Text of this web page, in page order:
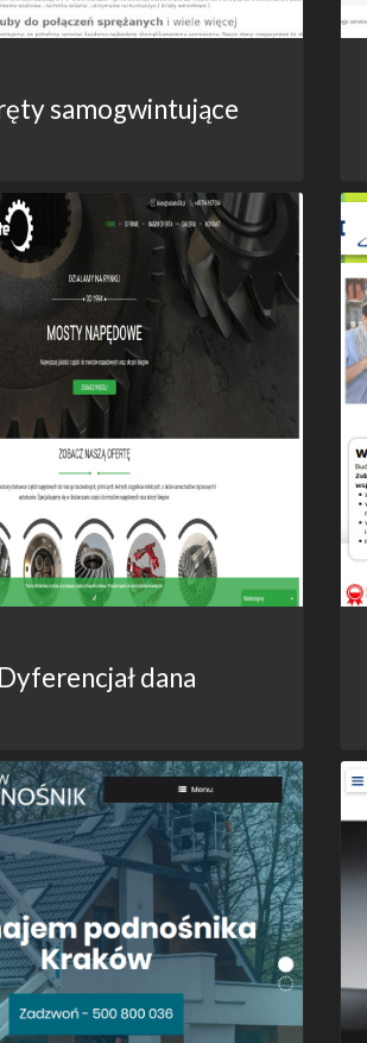
samogwintujące
Dyferencjał dana